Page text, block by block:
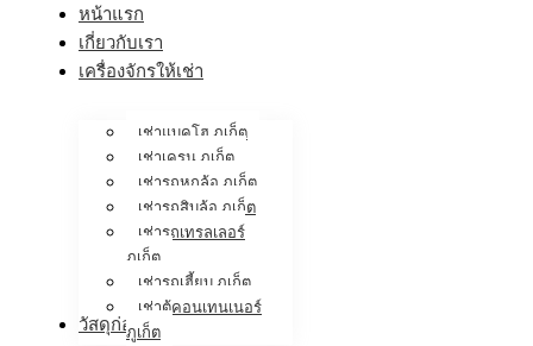
หน้าแรก
เกี่ยวกับเรา
เครื่องจักรให้เช่า
เช่าแบคโฮ ภูเก็ต
เช่าเครน ภูเก็ต
เช่ารถหกล้อ ภูเก็ต
เช่ารถสิบล้อ ภูเก็ต
เช่ารถเทรลเลอร์
ภูเก็ต
เช่ารถเฮี้ยบ ภูเก็ต
เช่าตู้คอนเทนเนอร์
ภูเก็ต
วัสดุก่อสร้าง